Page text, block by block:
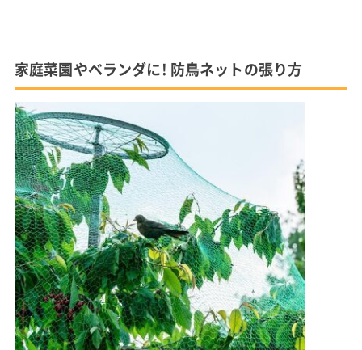
家庭菜園やベランダに! 防鳥ネットの張り方